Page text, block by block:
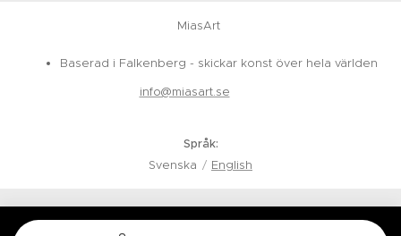
MiasArt
Baserad i Falkenberg - skickar konst över hela världen
info@miasart.se
Språk
Svenska
English